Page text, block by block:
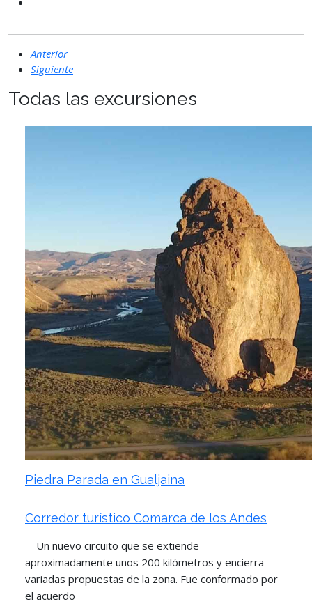
Anterior
Siguiente
Todas las excursiones
Piedra Parada en Gualjaina
Corredor turístico Comarca de los Andes
Un nuevo circuito que se extiende
aproximadamente unos 200 kilómetros y encierra
variadas propuestas de la zona. Fue conformado por
el acuerdo